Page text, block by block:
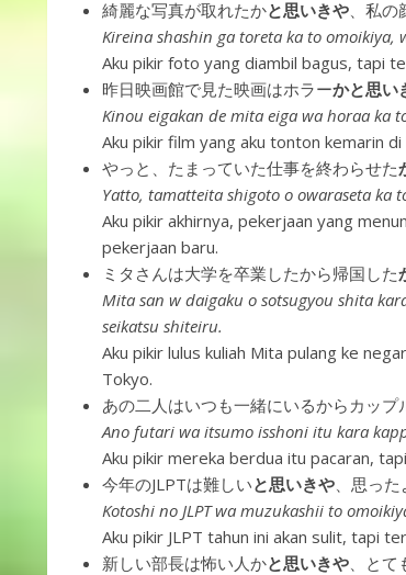
綺麗な写真が取れたかと思いきや 、私
Kireina shashin ga toreta ka to omoikiya,
Aku pikir foto yang diambil bagus, tapi
昨日映画館で見た映画はホラーかと思い
Kinou eigakan de mita eiga wa horaa ka
Aku pikir film yang aku tonton kemarin
やっと、たまっていた仕事を終わらせた
Yatto, tamatteita shigoto o owaraseta ka
Aku pikir akhirnya, pekerjaan yang
pekerjaan baru.
ミタさんは大学を卒業したから帰国した
Mita san w daigaku o sotsugyou shita
seikatsu shiteiru.
Aku pikir lulus kuliah Mita pulang ke
Tokyo.
あの二人はいつも一緒にいるからカップ
Ano futari wa itsumo isshoni itu kara
Aku pikir mereka berdua itu pacaran,
今年のJLPTは難しいと思いきや 、思っ
Kotoshi no JLPT wa muzukashii to
Aku pikir JLPT tahun ini akan sulit, tapi
新しい部長は怖い人かと思いきや 、と